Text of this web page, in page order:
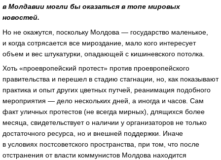
в Молдавии могли бы оказаться в топе мировых
новостей.
Но не окажутся, поскольку Молдова — государство маленькое,
и когда сотрясается все мироздание, мало кого интересует
объем и вес штукатурки, опадающей с кишиневского потолка.
Хоть «проевропейский протест» против проевропейского
правительства и перешел в стадию стагнации, но, как показывают
практика и опыт других цветных путчей, реанимация подобного
мероприятия — дело нескольких дней, а иногда и часов. Сам
факт уличных протестов (не всегда мирных), длящихся более
месяца, свидетельствует о наличии у организаторов не только
достаточного ресурса, но и внешней поддержки. Иначе
в условиях постсоветского пространства, при том, что после
отстранения от власти коммунистов Молдова находится